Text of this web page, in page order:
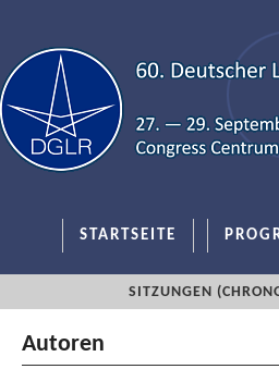
STARTSEITE
SITZUNGEN
Autoren